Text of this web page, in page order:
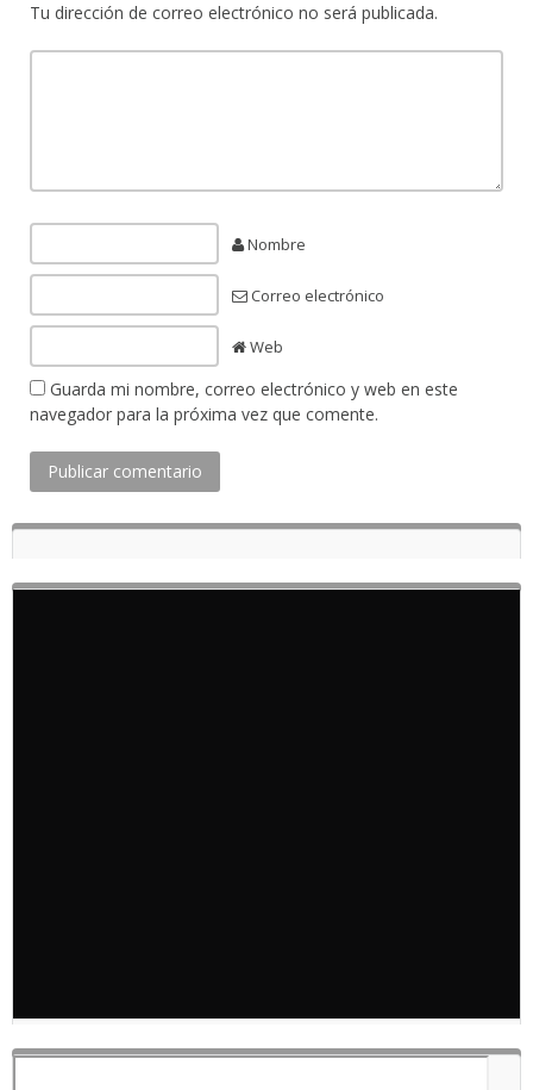
Tu dirección de correo electrónico no será publicada.
Nombre
Correo electrónico
Web
Guarda mi nombre, correo electrónico y web en este
navegador para la próxima vez que comente.